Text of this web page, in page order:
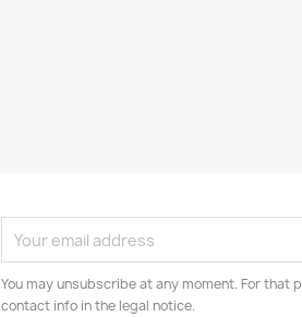
You may unsubscribe at any moment. For that
contact info in the legal notice.